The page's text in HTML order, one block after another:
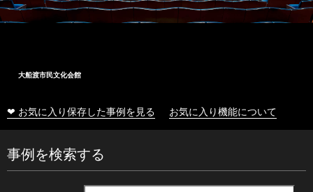
大船渡市民文化会館
❤ お気に入り保存した事例を見る お気に入り機能について
事例を検索する